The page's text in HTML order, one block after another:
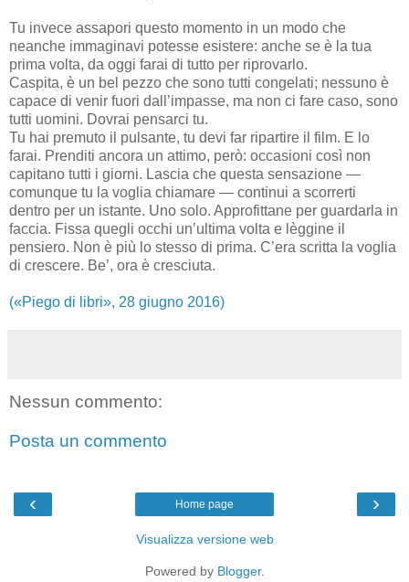
Tu invece assapori questo momento in un modo che
neanche immaginavi potesse esistere: anche se è la tua
prima volta, da oggi farai di tutto per riprovarlo.
Caspita, è un bel pezzo che sono tutti congelati; nessuno è
capace di venir fuori dall’impasse, ma non ci fare caso, sono
tutti uomini. Dovrai pensarci tu.
Tu hai premuto il pulsante, tu devi far ripartire il film. E lo
farai. Prenditi ancora un attimo, però: occasioni così non
capitano tutti i giorni. Lascia che questa sensazione —
comunque tu la voglia chiamare — continui a scorrerti
dentro per un istante. Uno solo. Approfittane per guardarla in
faccia. Fissa quegli occhi un’ultima volta e lèggine il
pensiero. Non è più lo stesso di prima. C’era scritta la voglia
di crescere. Be’, ora è cresciuta.
(«Piego di libri», 28 giugno 2016)
Nessun commento:
Posta un commento
‹ ›
Home page
Visualizza versione web
Powered by Blogger.